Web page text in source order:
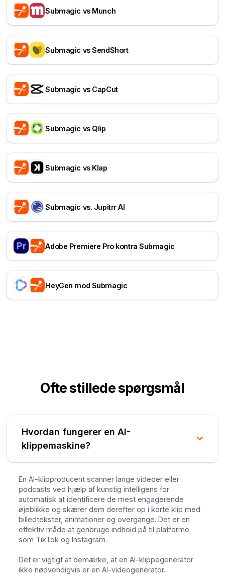
Submagic vs Munch
Submagic vs SendShort
Submagic vs CapCut
Submagic vs Qlip
Submagic vs Klap
Submagic vs. Jupitrr AI
Adobe Premiere Pro kontra Submagic
HeyGen mod Submagic
Ofte stillede spørgsmål
Hvordan fungerer en AI-
klippemaskine?
En AI-klipproducent scanner lange videoer eller
podcasts ved hjælp af kunstig intelligens for
automatisk at identificere de mest engagerende
øjeblikke og skærer dem derefter op i korte klip med
billedtekster, animationer og overgange. Det er en
effektiv måde at genbruge indhold på til platforme
som TikTok og Instagram.
Det er vigtigt at bemærke, at en AI-klippegenerator
ikke nødvendigvis er en AI-videogenerator.